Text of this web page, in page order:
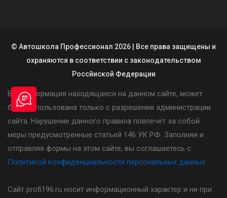
© Автошкола Профессионал 2026 | Все права защищены и
охраняются в соответствии с законодательством
Россйиской Федерации
Вся информация находящаяся на данном сайте, может
быть использована только с разрешения администрации
сайта. Нарушение данного правила повлечет за собой
меры предусмотренные статьей 146 УК РФ. Заполняя и
отправляя формы на этом сайте, вы соглашаетесь с
Политикой конфиденциальности персональных данных
Сайт profi196.ru носит информационный характер и ни при